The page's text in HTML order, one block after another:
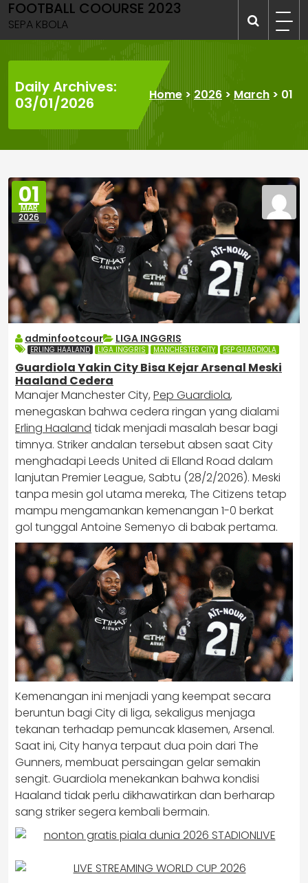
Skip
to
content
FOOTBALL COOURSE 2023
SEPA KBOLA
Daily Archives:
03/01/2026
Home> 2026 > March > 01
01
MAR
2026
adminfootcour LIGA INGGRIS
ERLING HAALAND LIGA INGGRIS MANCHESTER CITY PEP GUARDIOLA
Guardiola Yakin City Bisa Kejar Arsenal Meski
Haaland Cedera
Manajer Manchester City, Pep Guardiola,
menegaskan bahwa cedera ringan yang dialami
Erling Haaland tidak menjadi masalah besar bagi
timnya. Striker andalan tersebut absen saat City
menghadapi Leeds United di Elland Road dalam
lanjutan Premier League, Sabtu (28/2/2026). Meski
tanpa mesin gol utama mereka, The Citizens tetap
mampu mengamankan kemenangan 1-0 berkat
gol tunggal Antoine Semenyo di babak pertama.
Kemenangan ini menjadi yang keempat secara
beruntun bagi City di liga, sekaligus menjaga
tekanan terhadap pemuncak klasemen, Arsenal.
Saat ini, City hanya terpaut dua poin dari The
Gunners, membuat persaingan gelar semakin
sengit. Guardiola menekankan bahwa kondisi
Haaland tidak perlu dikhawatirkan dan berharap
sang striker segera kembali bermain.